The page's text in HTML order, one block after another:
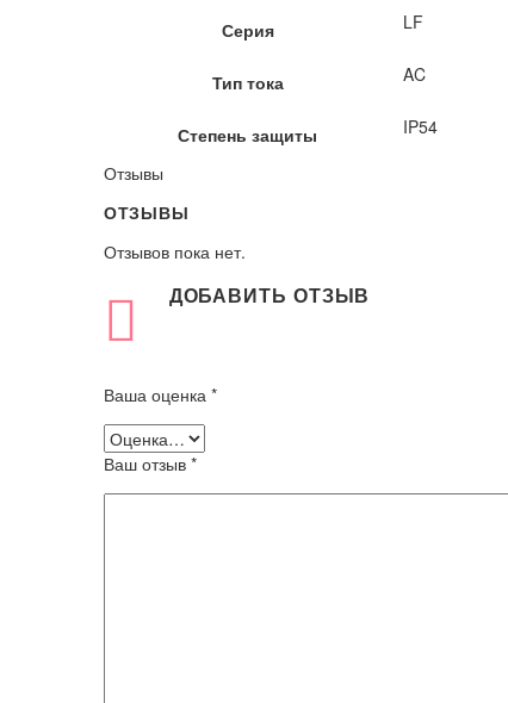
Серия LF
Тип тока AC
Степень защиты
IP54
Отзывы
ОТЗЫВЫ
Отзывов пока нет.
ДОБАВИТЬ ОТЗЫВ
Ваша оценка *
Ваш отзыв *